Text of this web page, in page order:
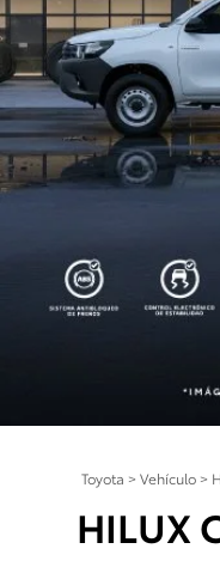
Toyota > Vehículo>
HILUX